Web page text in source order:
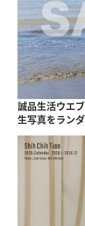
誠品生活ウエ
生写真をラン